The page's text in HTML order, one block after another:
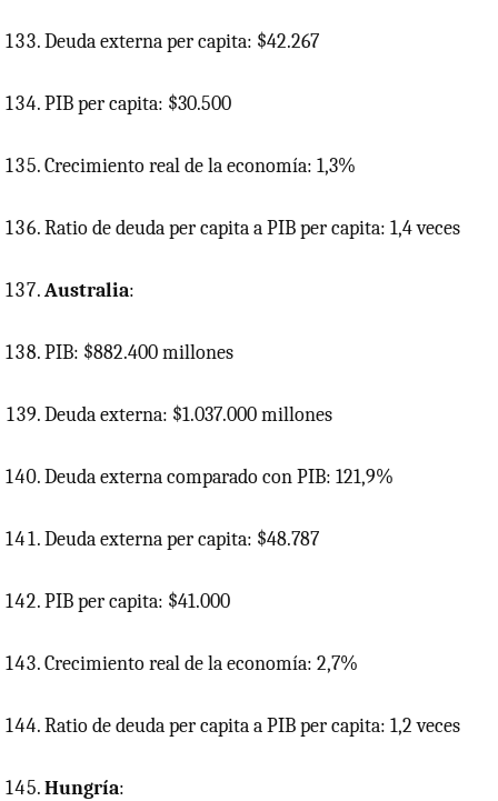
Deuda externa per capita: $42.267
PIBper capita: $30.500
Crecimiento real de la economía: 1,3%
Ratio de deuda per capita aPIBper capita: 1,4 veces
Australia:
PIB: $882.400 millones
Deuda externa: $1.037.000 millones
Deuda externa comparado con PIB: 121,9%
Deuda externa per capita: $48.787
PIBper capita: $41.000
Crecimiento real de la economía: 2,7%
Ratio de deuda per capita aPIBper capita: 1,2 veces
Hungría: